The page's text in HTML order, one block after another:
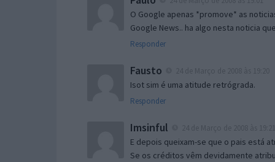
O Google apenas *promove* as
Google News.. ha algo nesta noticia
Responder
Fausto
Isot sim é uma atitude retrógrada.
Responder
Imsinful
E depois queixam-se que o pais está
Se os créditos vêm devidamente